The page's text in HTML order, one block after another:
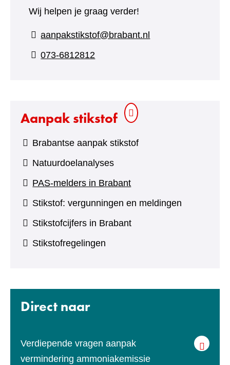
Wij helpen je graag verder!
aanpakstikstof@brabant.nl
073-6812812
Aanpak stikstof
Brabantse aanpak stikstof
Natuurdoelanalyses
PAS-melders in Brabant
Stikstof: vergunningen en meldingen
Stikstofcijfers in Brabant
Stikstofregelingen
Direct naar
Verdiepende vragen aanpak
vermindering ammoniakemissie